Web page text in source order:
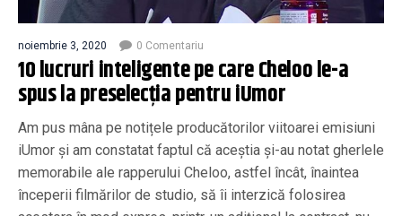
noiembrie 3, 2020 0 Comentariu
10 lucruri inteligente pe care Cheloo le-a
spus la preselecţia pentru iUmor
Am pus mâna pe notițele producătorilor viitoarei emisiuni
iUmor şi am constatat faptul că aceştia şi-au notat gherlele
memorabile ale rapperului Cheloo, astfel încât, înaintea
începerii filmărilor de studio, să îi interzică folosirea